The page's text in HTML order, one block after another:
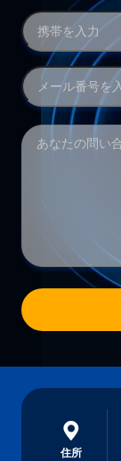
住所